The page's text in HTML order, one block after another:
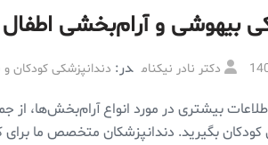
بیهوشی و آرام‌بخشی
دکتر نادر نیکنام در: دندانپزشکی کودکان و
بیشتری در مورد انواع آرام‌بخش‌ها،
بگیرید. دندانپزشکان متخصص ما برای